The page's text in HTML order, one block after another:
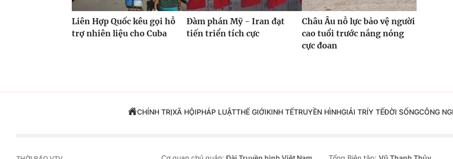
Liên Hợp Quốc kêu gọi hỗ
trợ nhiên liệu cho Cuba
Đàm phán Mỹ - Iran đạt
tiến triển tích cực
Châu Âu nỗ lực bảo vệ người
cao tuổi trước nắng nóng
cực đoan
CHÍNH TRỊXÃ HỘIPHÁP LUẬTTHẾ GIỚIKINH TẾTRUYỀN HÌNHGIẢI TRÍY TẾĐỜI SỐNGCÔNG